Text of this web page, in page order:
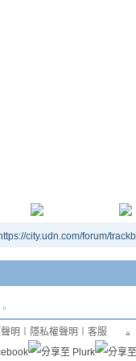
city.udn.com/forum/
明 隱私權聲明 客服